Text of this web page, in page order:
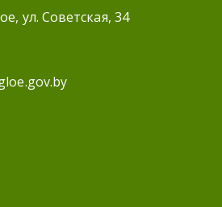
ул. Советская, 34